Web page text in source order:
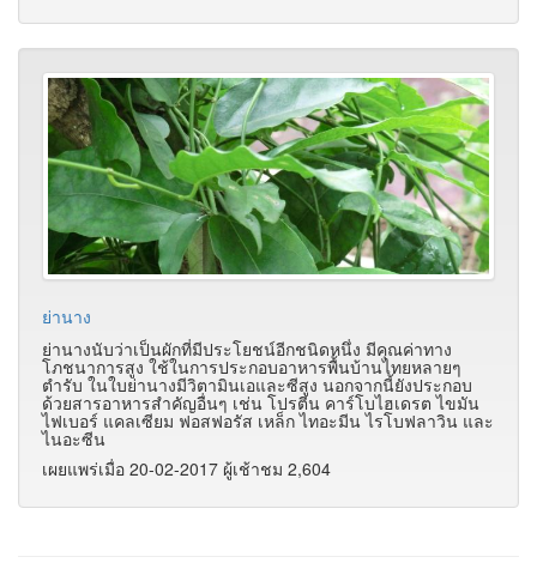
ย่านาง
ย่านางนับว่าเป็นผักที่มีประโยชน์อีกชนิดหนึ่ง มีคุณค่าทาง
โภชนาการสูง ใช้ในการประกอบอาหารพื้นบ้านไทยหลายๆ
ตำรับ ในใบย่านางมีวิตามินเอและซีสูง นอกจากนี้ยังประกอบ
ด้วยสารอาหารสำคัญอื่นๆ เช่น โปรตีน คาร์โบไฮเดรต ไขมัน
ไฟเบอร์ แคลเซียม ฟอสฟอรัส เหล็ก ไทอะมีน ไรโบฟลาวิน และ
ไนอะซีน
เผยแพร่เมื่อ 20-02-2017 ผู้เช้าชม 2,604